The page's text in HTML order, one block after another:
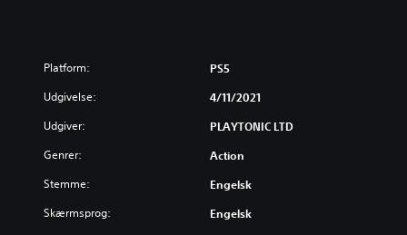
Platform: PS5
Udgivelse: 4/11/2021
Udgiver: PLAYTONIC LTD
Genrer: Action
Stemme: Engelsk
Skærmsprog: Engelsk